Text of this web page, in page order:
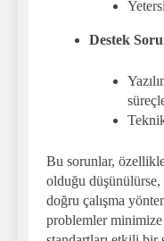
Destek
Bu sorunlar,
olduğu düşünülürse,
doğru çalışma
problemler minimize